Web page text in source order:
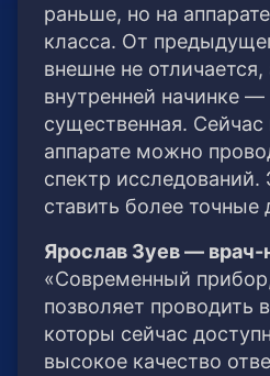
раньше, но на
класса. От
внешне не отличается,
внутренней начинке —
существенная.
аппарате можно
спектр исследований.
ставить более точные
Ярослав Зуев — врач-
«Современный
позволяет проводить
которы сейчас
высокое качество